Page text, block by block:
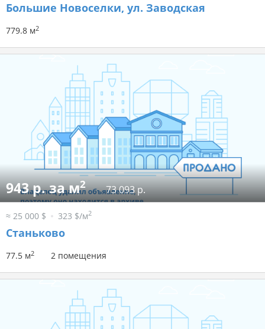
Большие Новоселки, ул. Заводская
779.8 м2
943 р. за м2 73 093 р.
≈ 25 000 $ 323 $/м2
Станьково
77.5 м2 2 помещения